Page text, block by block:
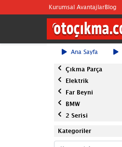
Kurumsal AvantajlarBlog
Ana Sayfa
Çıkma Parça
Elektrik
Far Beyni
BMW
2 Serisi
Kategoriler